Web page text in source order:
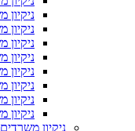
ניקיון
ניקיון